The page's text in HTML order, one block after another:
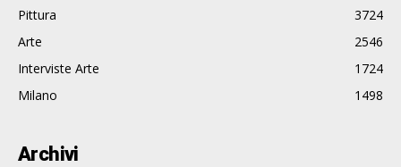
Pittura
3724
Arte
2546
Interviste Arte
1724
Milano
1498
Archivi